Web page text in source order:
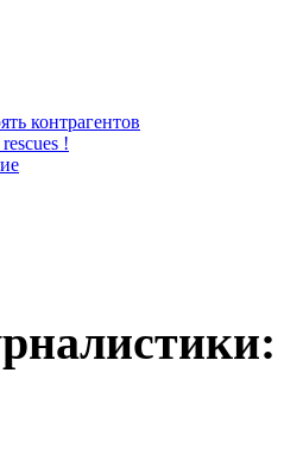
контрагентов
!